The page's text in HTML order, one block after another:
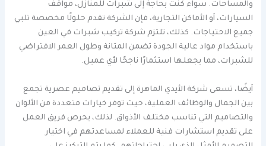
والمساحات. سواء كنت بحاجة إلى شبرات للمنازل، مواقف
السيارات، أو الأماكن التجارية، فإن الشركة تقدم حلولًا مخصصة تلبي
جميع الاحتياجات. كذلك، تلتزم شركة تركيب شبرات في العين
باستخدام مواد عالية الجودة تضمن المتانة وطول العمر الافتراضي
للشبرات، مما يجعلها استثمارًا ناجحًا لأي عميل.
أيضًا، تسعى شركة الأيدي الماهرة إلى تقديم تصاميم عصرية تجمع
بين الجمال والوظائف العملية، حيث توفر خيارات متعددة من الألوان
والتصاميم التي تناسب مختلف الأذواق. لذلك، يحرص فريق العمل
على تقديم استشارات فنية للعملاء لمساعدتهم في اختيار